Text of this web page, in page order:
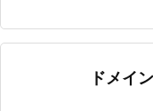
ドメイ